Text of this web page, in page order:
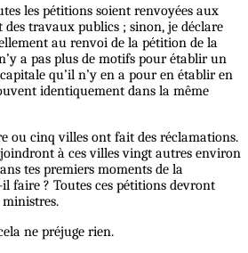
les pétitions soient renvoyées aux
travaux publics ; sinon, je déclare
au renvoi de la pétition de la
a pas plus de motifs pour établir un
qu’il n’y en a pour en établir en
identiquement dans la même
ou cinq villes ont fait des réclamations.
joindront à ces villes vingt autres environ
tes premiers moments de la
faire ? Toutes ces pétitions devront
ne préjuge rien.